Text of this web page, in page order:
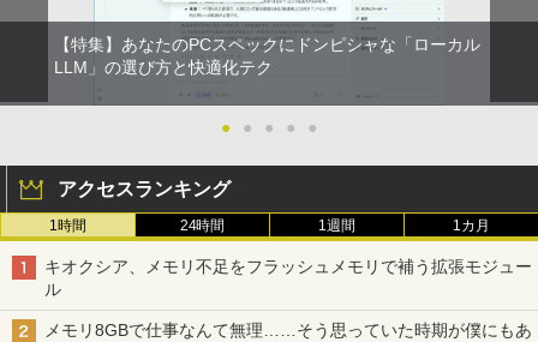
【特集】あなたのPCスペックにドンピシャな「ローカル
LLM」の選び方と快適化テク
● ● ● ● ●
アクセスランキング
1時間 24時間 1週間 1カ月
キオクシア、メモリ不足をフラッシュメモリで補う拡張モジュー
ル
メモリ8GBで仕事なんて無理……そう思っていた時期が僕にもあ